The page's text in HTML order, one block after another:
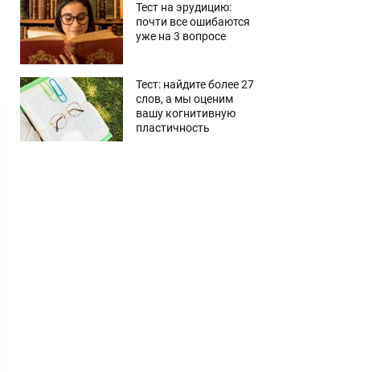
Тест на эрудицию:
почти все ошибаются
уже на 3 вопросе
Тест: найдите более 27
слов, а мы оценим
вашу когнитивную
пластичность